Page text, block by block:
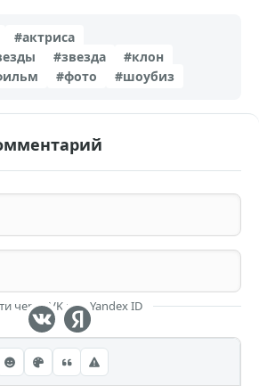
#актриса
#звезда
#клон
#фото #шоубиз
через VK или Yandex ID